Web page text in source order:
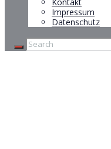
Impressum
Datenschutz